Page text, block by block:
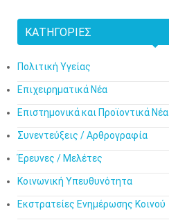
ΚΑΤΗΓΟΡΊΕΣ
Πολιτική Υγείας
Επιχειρηματικά Νέα
Επιστημονικά και Προϊοντικά Νέα
Συνεντεύξεις / Αρθρογραφία
Έρευνες / Μελέτες
Κοινωνική Υπευθυνότητα
Εκστρατείες Ενημέρωσης Κοινού